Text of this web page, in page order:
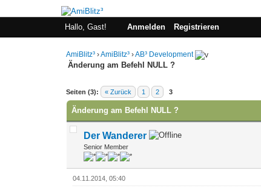
Hallo, Gast!
Anmelden Registrieren
AmiBlitz³ ›AmiBlitz³ ›AB³ Development
Änderung am Befehl NULL ?
Seiten (3): « Zurück 1 2 3
0 Bewertung(en) - 0 im Durchschnitt
1
2
3
4
5
Änderung am Befehl NULL ?
Der Wanderer
Senior Member
04.11.2014, 05:40